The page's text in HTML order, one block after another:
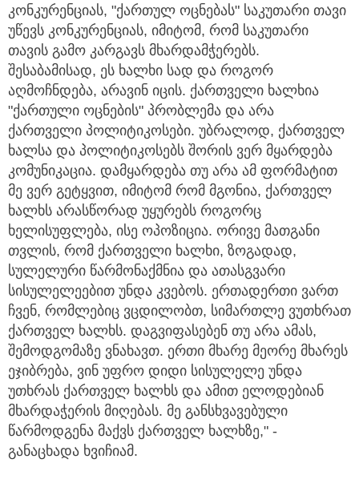
კონკურენციას, "ქართულ ოცნებას" საკუთარი თავი
უწევს კონკურენციას, იმიტომ, რომ საკუთარი
თავის გამო კარგავს მხარდამჭერებს.
შესაბამისად, ეს ხალხი სად და როგორ
აღმოჩნდება, არავინ იცის. ქართველი ხალხია
"ქართული ოცნების" პრობლემა და არა
ქართველი პოლიტიკოსები. უბრალოდ, ქართველ
ხალსა და პოლიტიკოსებს შორის ვერ მყარდება
კომუნიკაცია. დამყარდება თუ არა ამ ფორმატით
მე ვერ გეტყვით, იმიტომ რომ მგონია, ქართველ
ხალხს არასწორად უყურებს როგორც
ხელისუფლება, ისე ოპოზიცია. ორივე მათგანი
თვლის, რომ ქართველი ხალხი, ზოგადად,
სულელური წარმონაქმნია და ათასგვარი
სისულელეებით უნდა კვებოს. ერთადერთი ვართ
ჩვენ, რომლებიც ვცდილობთ, სიმართლე ვუთხრათ
ქართველ ხალხს. დაგვიფასებენ თუ არა ამას,
შემოდგომაზე ვნახავთ. ერთი მხარე მეორე მხარეს
ეჯიბრება, ვინ უფრო დიდი სისულელე უნდა
უთხრას ქართველ ხალხს და ამით ელოდებიან
მხარდაჭერის მიღებას. მე განსხვავებული
წარმოდგენა მაქვს ქართველ ხალხზე," -
განაცხადა ხვიჩიამ.